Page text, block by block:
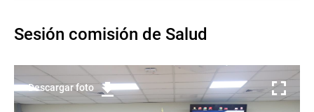
Sesión comisión de Salud
Descargar foto